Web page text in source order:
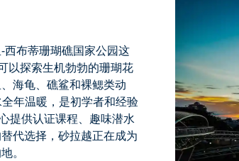
西布蒂珊瑚礁国家公园这
以探索生机勃勃的珊瑚花
海龟、礁鲨和裸鳃类动
年温暖，是初学者和经验
提供认证课程、趣味潜水
代选择，砂拉越正在成为
。